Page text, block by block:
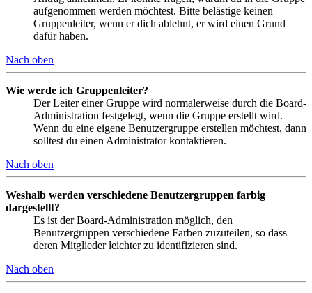
aufgenommen werden möchtest. Bitte belästige keinen
Gruppenleiter, wenn er dich ablehnt, er wird einen Grund
dafür haben.
Nach oben
Wie werde ich Gruppenleiter?
Der Leiter einer Gruppe wird normalerweise durch die Board-
Administration festgelegt, wenn die Gruppe erstellt wird.
Wenn du eine eigene Benutzergruppe erstellen möchtest, dann
solltest du einen Administrator kontaktieren.
Nach oben
Weshalb werden verschiedene Benutzergruppen farbig
dargestellt?
Es ist der Board-Administration möglich, den
Benutzergruppen verschiedene Farben zuzuteilen, so dass
deren Mitglieder leichter zu identifizieren sind.
Nach oben